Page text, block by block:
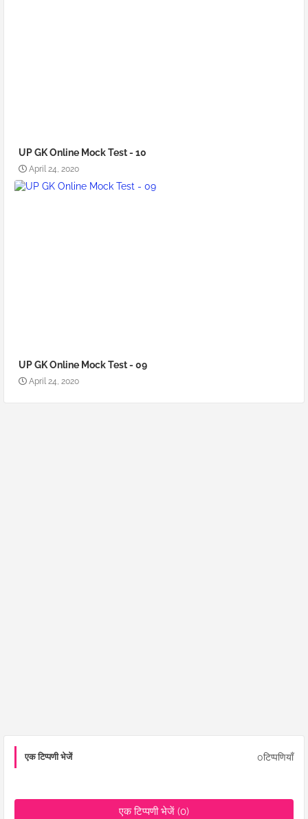
UP GK Online Mock Test - 10
April 24, 2020
UP GK Online Mock Test - 09
April 24, 2020
एक टिप्पणी भेजें 0टिप्पणियाँ
एक टिप्पणी भेजें (0)